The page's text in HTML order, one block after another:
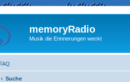
memoryRadio
Musik die Erinnerungen weckt
FAQ
Suche